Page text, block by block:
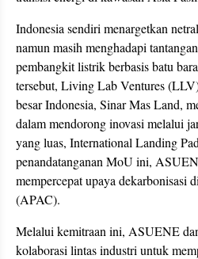
Indonesia sendiri menargetkan
namun masih menghadapi
pembangkit listrik berbasis batu
tersebut, Living Lab Ventures
besar Indonesia, Sinar Mas Land,
dalam mendorong inovasi melalui
yang luas, International Landing
penandatanganan MoU ini,
mempercepat upaya dekarbonisasi
(APAC).
Melalui kemitraan ini, ASUENE
kolaborasi lintas industri untuk